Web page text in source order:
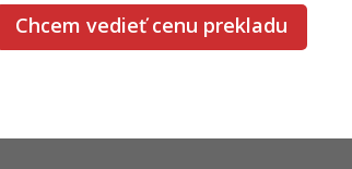
Chcem vedieť cenu prekladu